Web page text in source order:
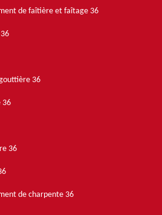
de faîtière et faîtage 36
36
36
36
de charpente 36